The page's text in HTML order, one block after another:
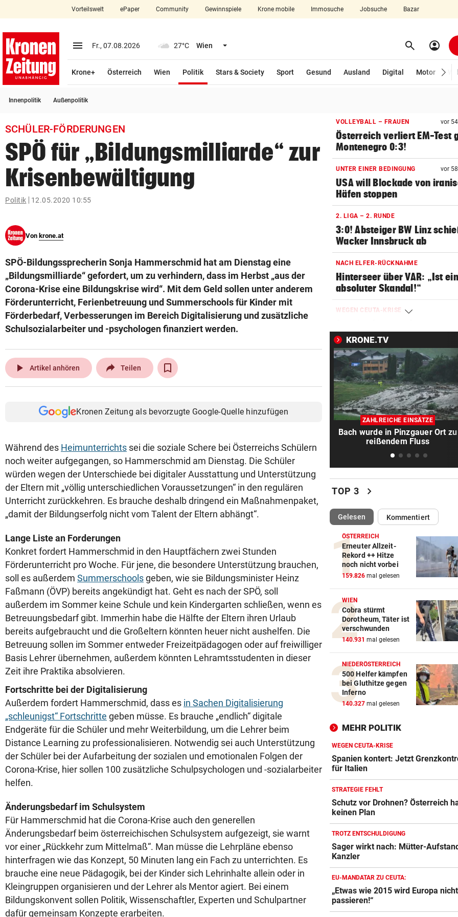
closeSchließen
account_circle Anmelden
arrow_right
bookmark Merkliste
search
Suchbegriff
eingeben
© Krone Multimedia GmbH & Co KG 2026
Vorteilswelt ePaper Community Gewinnspiele Krone mobile Immosuche Jobsuche Bazar
menu Menü aufklappen
Fr., 07.08.2026 27°C Wien Menü aufklappen search Suchen
account_circle
Krone+ Österreich Wien Politik
Stars & Society
Sport Gesund Ausland Digital Motor
Innenpolitik Außenpolitik
SCHÜLER-FÖRDERUNGEN
SPÖ für „Bildungsmilliarde“ zur
Krisenbewältigung
Politik 12.05.2020 10:55
Von krone.at
SPÖ-Bildungssprecherin Sonja Hammerschmid hat am Dienstag eine
„Bildungsmilliarde“ gefordert, um zu verhindern, dass im Herbst „aus der
Corona-Krise eine Bildungskrise wird“. Mit dem Geld sollen unter anderem
Förderunterricht, Ferienbetreuung und Summerschools für Kinder mit
Förderbedarf, Verbesserungen im Bereich Digitalisierung und zusätzliche
Schulsozialarbeiter und -psychologen finanziert werden.
play_arrow Artikel anhören Teilen
Kronen Zeitung als bevorzugte Google-Quelle hinzufügen
Während des Heimunterrichts sei die soziale Schere bei Österreichs Schülern
noch weiter aufgegangen, so Hammerschmid am Dienstag. Die Schüler
würden wegen der Unterschiede bei digitaler Ausstattung und Unterstützung
der Eltern mit „völlig unterschiedlichen Voraussetzungen“ in den regulären
Unterricht zurückkehren. Es brauche deshalb dringend ein Maßnahmenpaket,
„damit der Bildungserfolg nicht vom Talent der Eltern abhängt“.
Lange Liste an Forderungen
Konkret fordert Hammerschmid in den Hauptfächern zwei Stunden
Förderunterricht pro Woche. Für jene, die besondere Unterstützung brauchen,
soll es außerdem Summerschoolsgeben, wie sie Bildungsminister Heinz
Faßmann (ÖVP) bereits angekündigt hat. Geht es nach der SPÖ, soll
außerdem im Sommer keine Schule und kein Kindergarten schließen, wenn es
Betreuungsbedarf gibt. Immerhin habe die Hälfte der Eltern ihren Urlaub
bereits aufgebraucht und die Großeltern könnten heuer nicht aushelfen. Die
Betreuung sollen im Sommer entweder Freizeitpädagogen oder auf freiwilliger
Basis Lehrer übernehmen, außerdem könnten Lehramtsstudenten in dieser
Zeit ihre Praktika absolvieren.
Fortschritte bei der Digitalisierung
Außerdem fordert Hammerschmid, dass es in Sachen Digitalisierung
„schleunigst“ Fortschritte geben müsse. Es brauche „endlich“ digitale
Endgeräte für die Schüler und mehr Weiterbildung, um die Lehrer beim
Distance Learning zu professionalisieren. Notwendig sei auch Unterstützung
der Schüler bei der Aufarbeitung der sozialen und emotionalen Folgen der
Corona-Krise, hier sollen 100 zusätzliche Schulpsychologen und -sozialarbeiter
helfen.
Änderungsbedarf im Schulsystem
Für Hammerschmid hat die Corona-Krise auch den generellen
Änderungsbedarf beim österreichischen Schulsystem aufgezeigt, sie warnt
vor einer „Rückkehr zum Mittelmaß“. Man müsse die Lehrpläne ebenso
hinterfragen wie das Konzept, 50 Minuten lang ein Fach zu unterrichten. Es
brauche eine neue Pädagogik, bei der Kinder sich Lehrinhalte allein oder in
Kleingruppen organisieren und der Lehrer als Mentor agiert. Bei einem
Bildungskonvent sollen Politik, Wissenschaftler, Experten und Schulpartner
dafür gemeinsam Konzepte erarbeiten.
VOLLEYBALL – FRAUEN vor
Österreich verliert EM-Test
Montenegro 0:3!
UNTER EINER BEDINGUNG vor
USA will Blockade von
Häfen stoppen
2. LIGA – 2. RUNDE
3:0! Absteiger BW Linz
Wacker Innsbruck ab
NACH ELFER-RÜCKNAHME
Hinterseer über VAR: „Ist ein
absoluter Skandal!“
WEGEN CEUTA-KRISE
Grenzkontrollen für Italien
SONNTAG NOCH IM KASTEN
Klubs aus Holland und Italien
locken WAC-Goalie
BEI BARESI-ABSCHIED
Brasilien-Legende schockt
mit Mallet-Finger
Traktor-Unglück: Mutter
meldet sich zu Wort
Schutz vor Drohnen?
hat keinen Plan
LÄNDLE-KICKER SIEGEN
3:1 nach 0:1! Altach dreht
gegen WSG Tirol
Theater stellt
300.000 Euro auf
NACH WIEN AUF MYKONOS
Luxus am Meer! Sabalenka
gewährt private Einblicke
„IHR SEID DER HAMMER!“
Feuerwehr befreite Kalb aus
Hochgefühle dank Comeback
eines Kult-Sponsors
LIEFERING VERLIERT
Enttäuschende Zweitliga-
Rückkehr nach Grödig
Fehlstart komplett! Nächste
für St. Pölten
WANDERER AUSGEFLOGEN
Wieder Muren nach
Dramatik im Valser Tal
KRONE.TV
ZAHLREICHE EINSÄTZE
Bach wurde in Pinzgauer Ort zu
reißendem Fluss
TOP 3 chevron_right
Gelesen(ausgewählt)Kommentiert
ÖSTERREICH
Erneuter Allzeit-
Rekord ++ Hitze
noch nicht vorbei
159.826 mal gelesen
WIEN
Cobra stürmt
Dorotheum, Täter ist
verschwunden
140.931 mal gelesen
NIEDERÖSTERREICH
500 Helfer kämpfen
bei Gluthitze gegen
Inferno
140.327 mal gelesen
MEHR POLITIK
WEGEN CEUTA-KRISE
Spanien kontert: Jetzt
für Italien
STRATEGIE FEHLT
Schutz vor Drohnen? Österreich
keinen Plan
TROTZ ENTSCHULDIGUNG
Sager wirkt nach: Mütter-
Kanzler
EU-MANDATAR ZU CEUTA:
„Etwas wie 2015 wird Europa
passieren!“